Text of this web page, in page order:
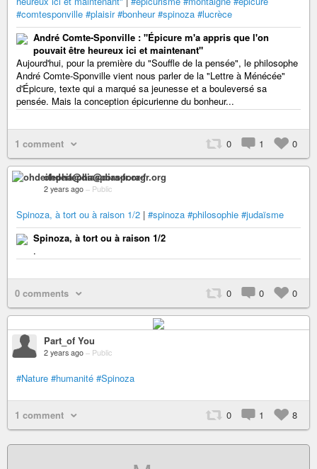
#comtesponville #plaisir #bonheur #spinoza #lucrèce
André Comte-Sponville : "Épicure m'a appris que l'on
pouvait être heureux ici et maintenant"
Aujourd'hui, pour la première du "Souffle de la pensée", le philosophe
André Comte-Sponville vient nous parler de la "Lettre à Ménécée"
d'Épicure, texte qui a marqué sa jeunesse et a bouleversé sa
pensée. Mais la conception épicurienne du bonheur...
1 comment 0 1 0
ohdeifepha@diaspora-fr.org
2 years ago – Public
Spinoza, à tort ou à raison 1/2 | #spinoza #philosophie #judaïsme
Spinoza, à tort ou à raison 1/2
.
0 comments 0 0 0
Part_of You
2 years ago – Public
#Nature #humanité #Spinoza
1 comment 0 1 8